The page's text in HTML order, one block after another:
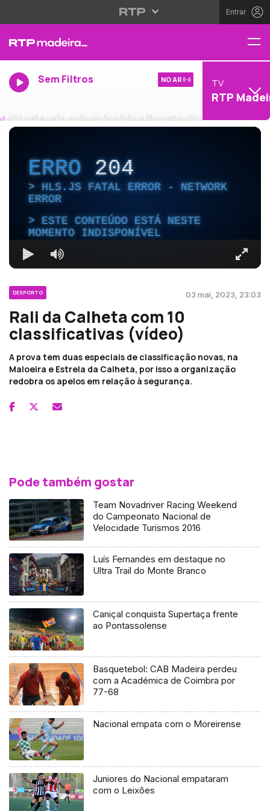
Entrar
Sem Filtros NO AR TV
RTP
ERRO204
HLS.JS FATAL ERROR - NETWORK
ERROR
ESTE CONTEÚDO ESTÁ NESTE
MOMENTO INDISPONÍVEL
DESPORTO 03 mai, 2023, 23:03
Rali da Calheta com 10
classificativas (vídeo)
A prova tem duas especiais de classificação novas, na
Maloeira e Estrela da Calheta, por isso a organização
redobra os apelos em relação à segurança.
Pode também gostar
Team Novadriver Racing Weekend
do Campeonato Nacional de
Velocidade Turismos 2016
Luís Fernandes em destaque no
Ultra Trail do Monte Branco
Caniçal conquista Supertaça frente
ao Pontassolense
Basquetebol: CAB Madeira perdeu
com a Académica de Coimbra por
77-68
Nacional empata com o Moreirense
Juniores do Nacional empataram
com o Leixões